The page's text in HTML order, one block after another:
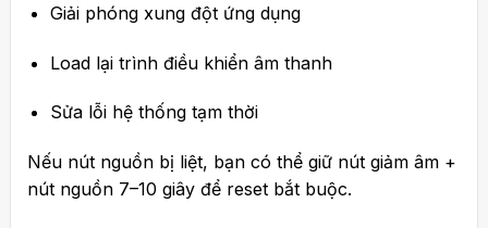
Giải phóng xung đột ứng dụng
Load lại trình điều khiển âm thanh
Sửa lỗi hệ thống tạm thời
Nếu nút nguồn bị liệt, bạn có thể giữ nút giảm âm +
nút nguồn 7–10 giây để reset bắt buộc.